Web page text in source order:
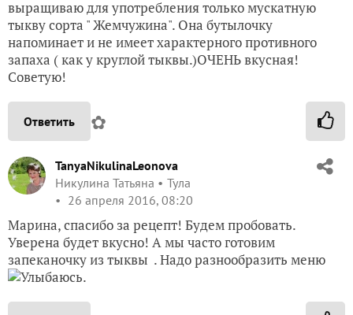
выращиваю для употребления только мускатную
тыкву сорта " Жемчужина". Она бутылочку
напоминает и не имеет характерного противного
запаха ( как у круглой тыквы.)ОЧЕНЬ вкусная!
Советую!
Ответить ✿
TanyaNikulinaLeonova
Никулина Татьяна
Тула
26 апреля 2016, 08:20
Марина, спасибо за рецепт! Будем пробовать.
Уверена будет вкусно! А мы часто готовим
запеканочку из тыквы . Надо разнообразить меню
.